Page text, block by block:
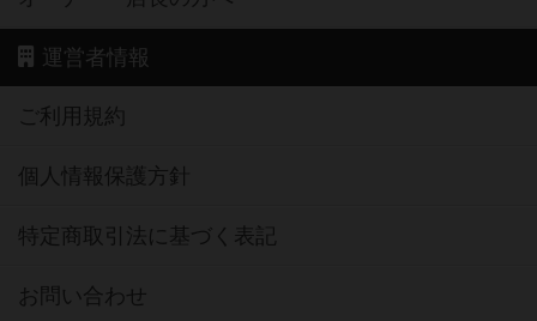
運営者情報
ご利用規約
個人情報保護方針
特定商取引法に基づく表記
お問い合わせ